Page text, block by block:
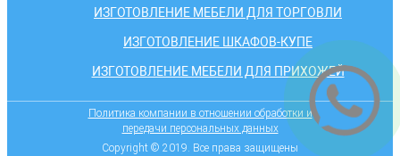
ИЗГОТОВЛЕНИЕ МЕБЕЛИ ДЛЯ ТОРГОВЛИ
ИЗГОТОВЛЕНИЕ ШКАФОВ-КУПЕ
ИЗГОТОВЛЕНИЕ МЕБЕЛИ ДЛЯ ПРИХОЖЕЙ
Политика компании в отношении обработки и
передачи персональных данных
Copyright © 2019. Все права защищены